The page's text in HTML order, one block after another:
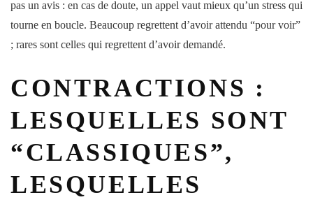
pas un avis : en cas de doute, un appel vaut mieux qu’un stress qui
tourne en boucle. Beaucoup regrettent d’avoir attendu “pour voir”
; rares sont celles qui regrettent d’avoir demandé.
CONTRACTIONS :
LESQUELLES SONT
“CLASSIQUES”,
LESQUELLES